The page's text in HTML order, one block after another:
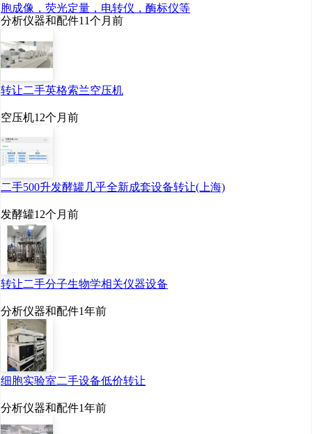
胞成像，荧光定量，电转仪，酶标仪等
分析仪器和配件11个月前
转让二手英格索兰空压机
空压机12个月前
二手500升发酵罐几乎全新成套设备转让(上海)
发酵罐12个月前
转让二手分子生物学相关仪器设备
分析仪器和配件1年前
细胞实验室二手设备低价转让
分析仪器和配件1年前